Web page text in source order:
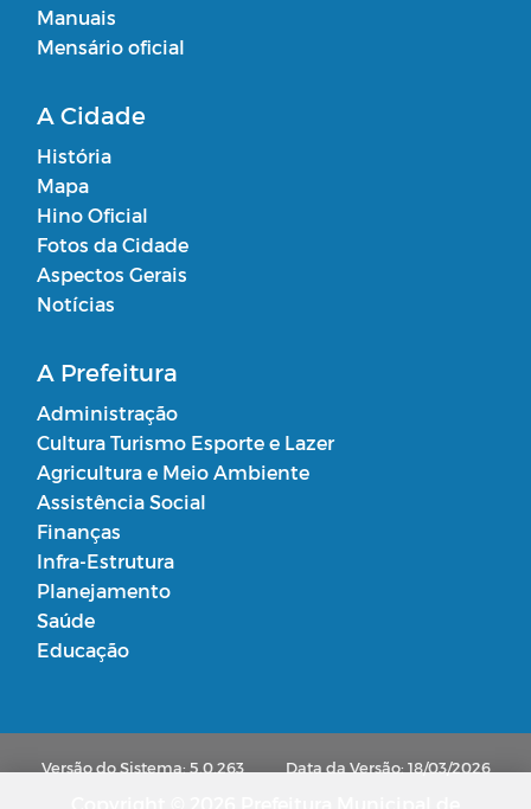
Manuais
Mensário oficial
A Cidade
História
Mapa
Hino Oficial
Fotos da Cidade
Aspectos Gerais
Notícias
A Prefeitura
Administração
Cultura Turismo Esporte e Lazer
Agricultura e Meio Ambiente
Assistência Social
Finanças
Infra-Estrutura
Planejamento
Saúde
Educação
Versão do Sistema: 5.0.263 Data da Versão: 18/03/2026